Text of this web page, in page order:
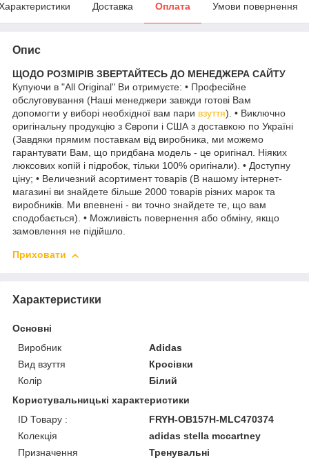
Доставка Оплата Умови повернення
Опис
ЩОДО РОЗМІРІВ ЗВЕРТАЙТЕСЬ ДО МЕНЕДЖЕРА САЙТУ
Купуючи в "All Original" Ви отримуєте: • Професійне
обслуговування (Наші менеджери завжди готові Вам
допомогти у виборі необхідної вам пари взуття). • Виключно
оригінальну продукцію з Європи і США з доставкою по Україні
(Завдяки прямим поставкам від виробника, ми можемо
гарантувати Вам, що придбана модель - це оригінал. Ніяких
люксових копій і підробок, тільки 100% оригінали). • Доступну
ціну; • Величезний асортимент товарів (В нашому інтернет-
магазині ви знайдете більше 2000 товарів різних марок та
виробників. Ми впевнені - ви точно знайдете те, що вам
сподобається). • Можливість повернення або обміну, якщо
замовлення не підійшло.
Приховати
Характеристики
Основні
Виробник
Adidas
Вид взуття
Кросівки
Колір
Білий
Користувальницькі характеристики
ID Товару :
FRYH-OB157H-MLC470374
Колекція
adidas stella mccartney
Призначення
Тренувальні